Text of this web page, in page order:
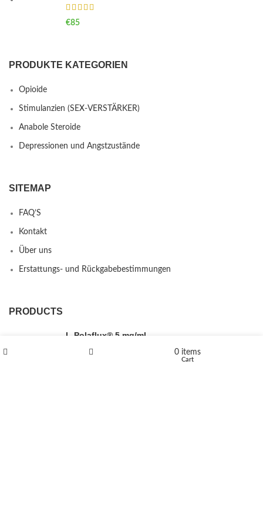
€85
PRODUKTE KATEGORIEN
Opioide
Stimulanzien (SEX-VERSTÄRKER)
Anabole Steroide
Depressionen und Angstzustände
SITEMAP
FAQ’S
Kontakt
Über uns
Erstattungs- und Rückgabebestimmungen
PRODUCTS
L-Polaflux® 5 mg/ml
0 items
Cart